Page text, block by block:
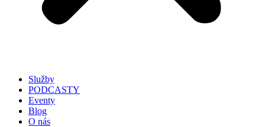
Služby
PODCASTY
Eventy
Blog
O nás